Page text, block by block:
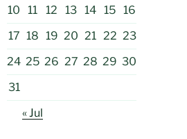
10
11 12 13 14 15 16
17 18 19 20 21 22 23
24 25 26 27 28 29 30
31
« Jul